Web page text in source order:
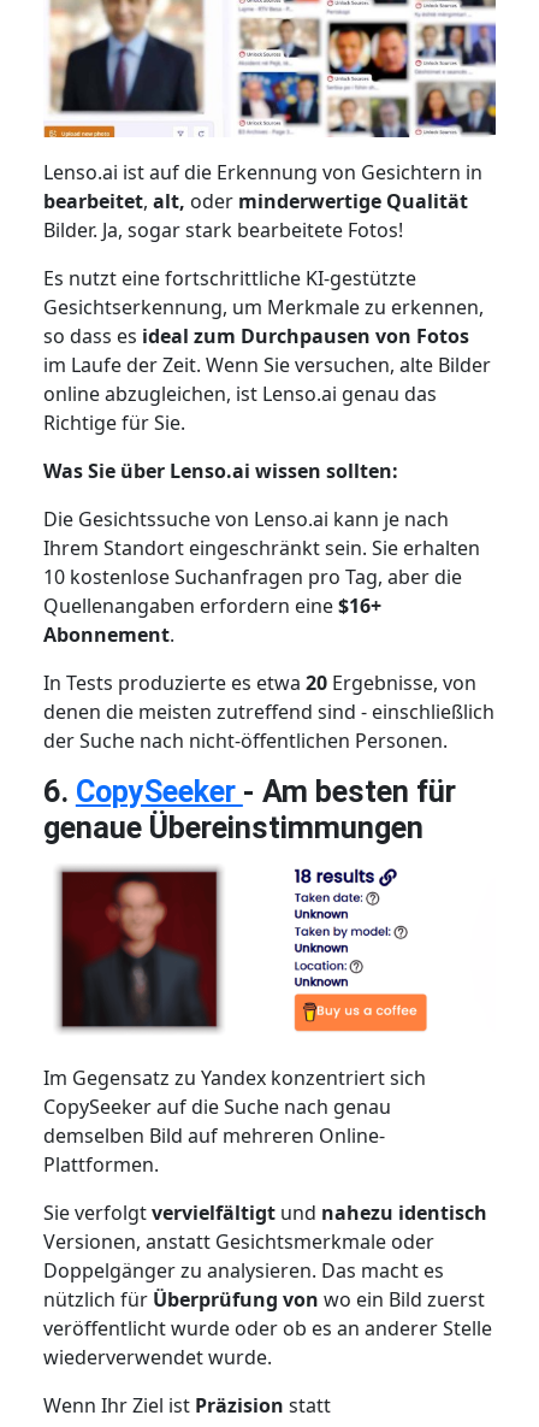
Lenso.ai ist auf die Erkennung von Gesichtern in
bearbeitet, alt, oder minderwertige Qualität
Bilder. Ja, sogar stark bearbeitete Fotos!
Es nutzt eine fortschrittliche KI-gestützte
Gesichtserkennung, um Merkmale zu erkennen,
so dass es ideal zum Durchpausen von Fotos
im Laufe der Zeit. Wenn Sie versuchen, alte Bilder
online abzugleichen, ist Lenso.ai genau das
Richtige für Sie.
Was Sie über Lenso.ai wissen sollten:
Die Gesichtssuche von Lenso.ai kann je nach
Ihrem Standort eingeschränkt sein. Sie erhalten
10 kostenlose Suchanfragen pro Tag, aber die
Quellenangaben erfordern eine$16+
Abonnement.
In Tests produzierte es etwa 20 Ergebnisse, von
denen die meisten zutreffend sind - einschließlich
der Suche nach nicht-öffentlichen Personen.
6. CopySeeker - Am besten für
genaue Übereinstimmungen
Im Gegensatz zu Yandex konzentriert sich
CopySeeker auf die Suche nach genau
demselben Bild auf mehreren Online-
Plattformen.
Sie verfolgtvervielfältigtund nahezu identisch
Versionen, anstatt Gesichtsmerkmale oder
Doppelgänger zu analysieren. Das macht es
nützlich für Überprüfung von wo ein Bild zuerst
veröffentlicht wurde oder ob es an anderer Stelle
wiederverwendet wurde.
Wenn Ihr Ziel ist Präzision statt